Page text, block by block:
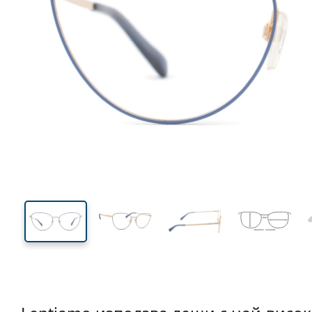
45 mm
Височина на стъклото Ширина на стъклото
Ширина
на